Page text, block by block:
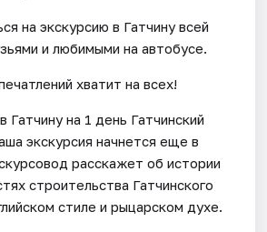
на экскурсию в Гатчину всей
и любимыми на автобусе.
хватит на всех!
Гатчину на 1 день Гатчинский
экскурсия начнется еще в
расскажет об истории
строительства Гатчинского
стиле и рыцарском духе.